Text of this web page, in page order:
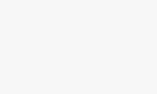
СО МНОЙ - ЛЁША
- YEARBOOX":